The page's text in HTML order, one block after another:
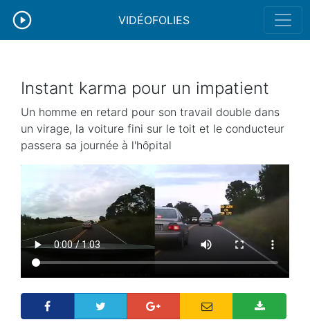
VIDÉOFOLIES
Instant karma pour un impatient
Un homme en retard pour son travail double dans
un virage, la voiture fini sur le toit et le conducteur
passera sa journée à l'hôpital